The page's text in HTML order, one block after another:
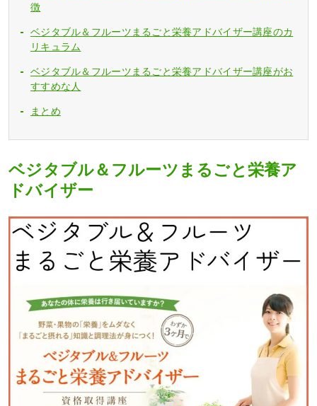
徴
ベジタブル＆フルーツまるごと栄養アドバイザー講座のカ
リキュラム
ベジタブル＆フルーツまるごと栄養アドバイザー講座がお
すすめな人
まとめ
ベジタブル＆フルーツまるごと栄養ア
ドバイザー